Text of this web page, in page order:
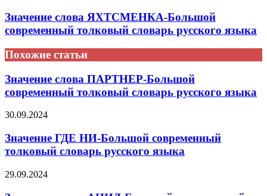
Значение слова ЯХТСМЕНКА-Большой
современный толковый словарь русского языка
Похожие статьи
Значение слова ПАРТНЕР-Большой
современный толковый словарь русского языка
30.09.2024
Значение ГДЕ НИ-Большой современный
толковый словарь русского языка
29.09.2024